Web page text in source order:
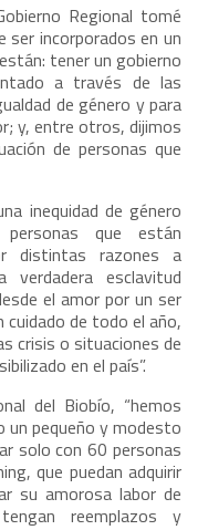
Regional tomé
ser incorporados en un
tener un gobierno
a través de las
de género y para
y, entre otros, dijimos
de personas que
inequidad de género
que están
distintas razones a
verdadera esclavitud
el amor por un ser
cuidado de todo el año,
crisis o situaciones de
en el país”.
del Biobío, “hemos
un pequeño y modesto
solo con 60 personas
que puedan adquirir
su amorosa labor de
reemplazos y